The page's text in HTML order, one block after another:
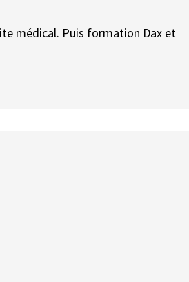
médical. Puis formation Dax et